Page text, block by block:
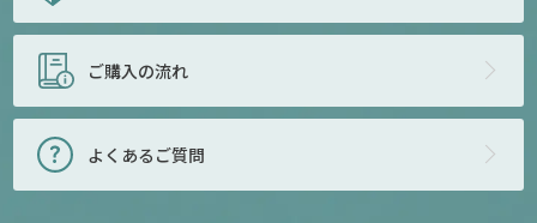
ご購入の流れ
よくあるご質問